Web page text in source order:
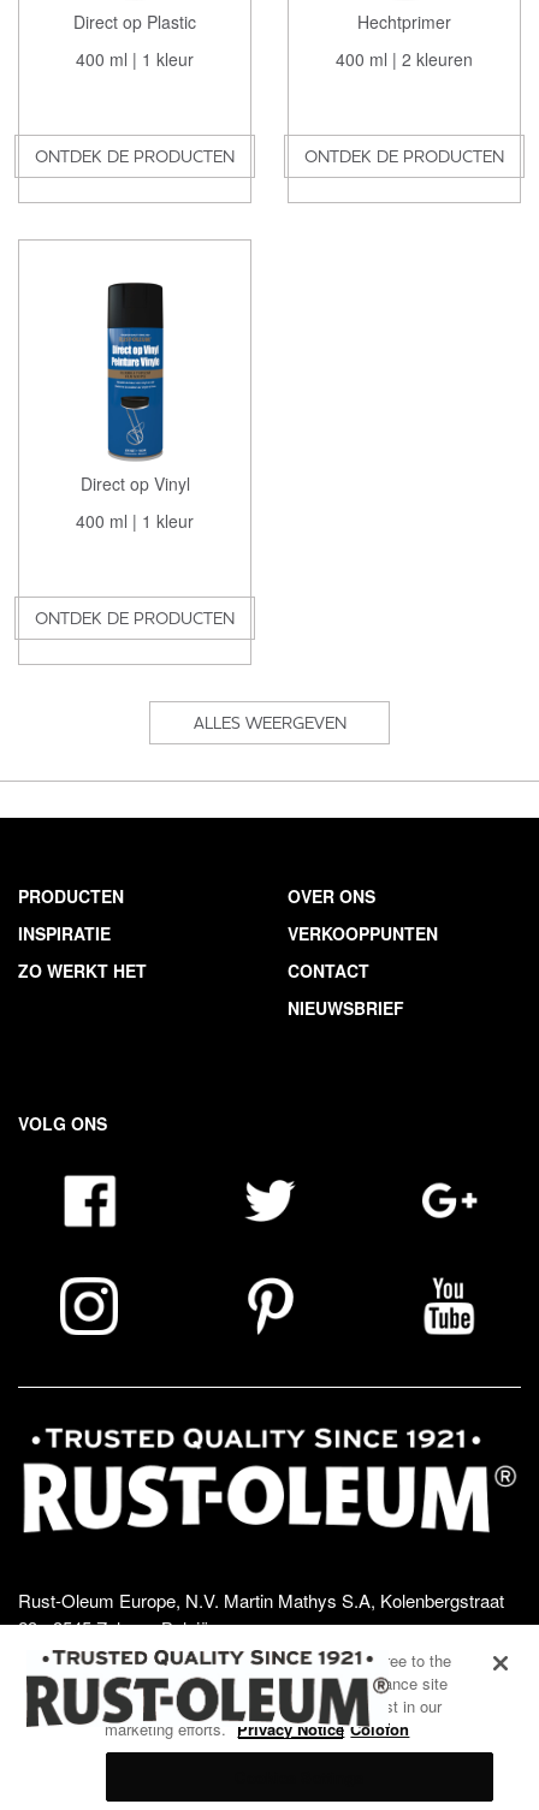
Direct op Plastic
400 ml | 1 kleur
ONTDEK DE PRODUCTEN
Hechtprimer
400 ml | 2 kleuren
ONTDEK DE PRODUCTEN
Direct op Vinyl
400 ml | 1 kleur
ONTDEK DE PRODUCTEN
ALLES WEERGEVEN
PRODUCTEN
INSPIRATIE
ZO WERKT HET
OVER ONS
VERKOOPPUNTEN
CONTACT
NIEUWSBRIEF
VOLG ONS
Rust-Oleum Europe, N.V. Martin Mathys S.A, Kolenbergstraat
23 - 3545 Zelem - België
TEL: +32 (0) 13 460 200EMAIL:
INFO@RUSTOLEUMDIY.COM
By clicking “Accept All Cookies”, you agree to the
storing of cookies on your device to enhance site
navigation, analyze site usage, and assist in our
marketing efforts. Privacy Notice Colofon